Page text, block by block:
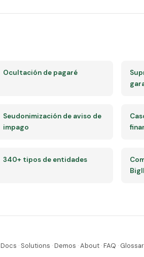
Ocultación de pagaré
Seudonimización de aviso de
impago
340+ tipos de entidades
Docs · Solutions ·Demos ·About·FAQ ·